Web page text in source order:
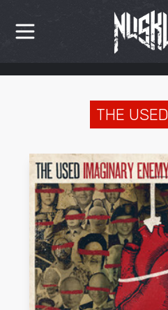
HÍREK
INTERJÚK
PREMIEREK
KULT
MÁSVILÁG
BLOG
THE USED